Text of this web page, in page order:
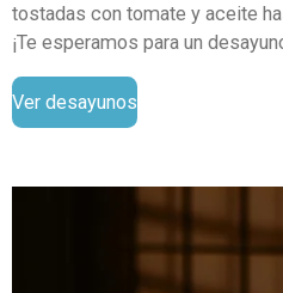
tostadas con tomate y aceite
¡Te esperamos para un
Ver desayunos